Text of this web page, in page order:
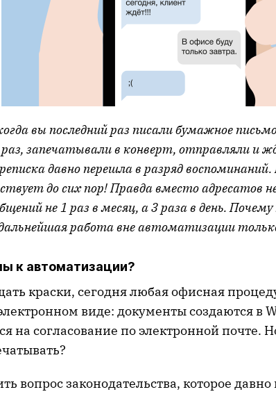
вы последний раз писали бумажное
раз, запечатывали в конверт, отправляли и
давно перешла в разряд
до сих пор! Правда вместо адресатов
не 1 раз в месяц, а 3 раза в день.
работа вне автоматизации
к автоматизации?
краски, сегодня любая офисная
виде: документы создаются в
на согласование по электронной почте.
вопрос законодательства, которое давно